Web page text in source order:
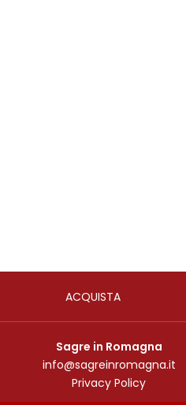
ACQUISTA
Sagre in Romagna
info@sagreinromagna.it
Privacy Policy